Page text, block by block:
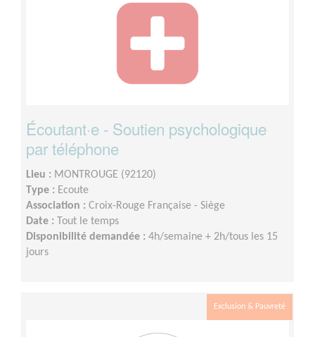
Écoutant·e - Soutien psychologique
par téléphone
Lieu : MONTROUGE (92120)
Type : Ecoute
Association : Croix-Rouge Française - Siège
Date : Tout le temps
Disponibilité demandée : 4h/semaine + 2h/tous les 15
jours
Exclusion & Pauvreté